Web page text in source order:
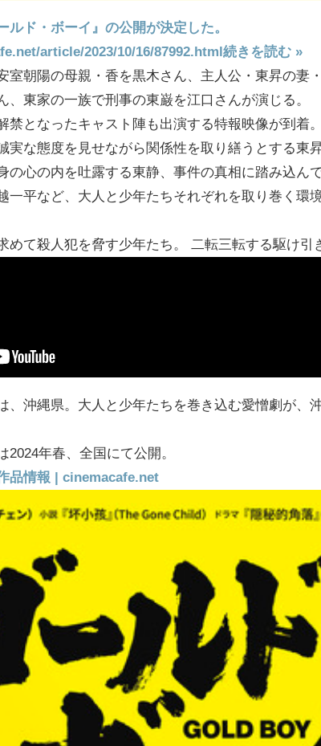
ルド・ボーイ』の公開が決定した。
article/2023/10/16/87992.html 続きを読む »
室朝陽の母親・香を黒木さん、主人公・東昇の妻
、東家の一族で刑事の東巌を江口さんが演じる。
禁となったキャスト陣も出演する特報映像が到着。
実な態度を見せながら関係性を取り繕うとする東
の心の内を吐露する東静、事件の真相に踏み込ん
一平など、大人と少年たちそれぞれを取り巻く環
めて殺人犯を脅す少年たち。 二転三転する駆け引
、沖縄県。大人と少年たちを巻き込む愛憎劇が、
2024年春、全国にて公開。
品情報 | cinemacafe.net